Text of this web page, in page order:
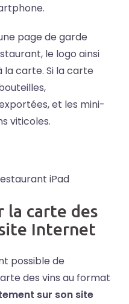
page de garde
le logo ainsi
la carte. Si la carte
et les mini-
viticoles.
la carte des
Internet
possible de
des vins au format
sur son site